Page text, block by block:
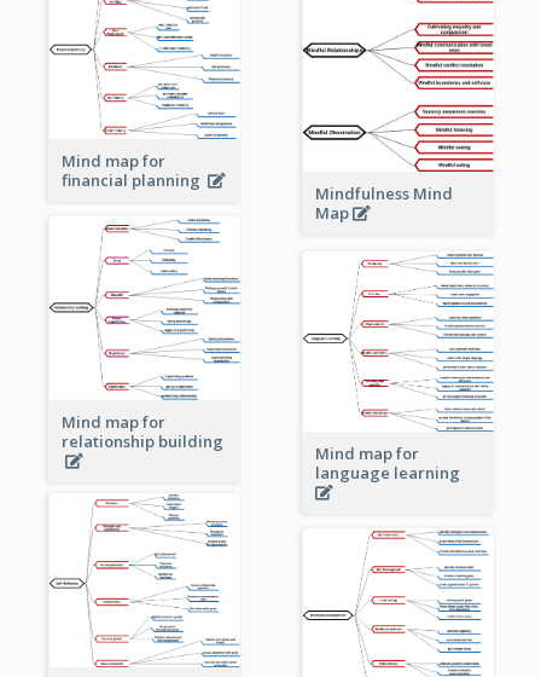
Mindfulness Mind
Map
Mind map for
financial planning
Mind map for
relationship building
Mind map for
language learning